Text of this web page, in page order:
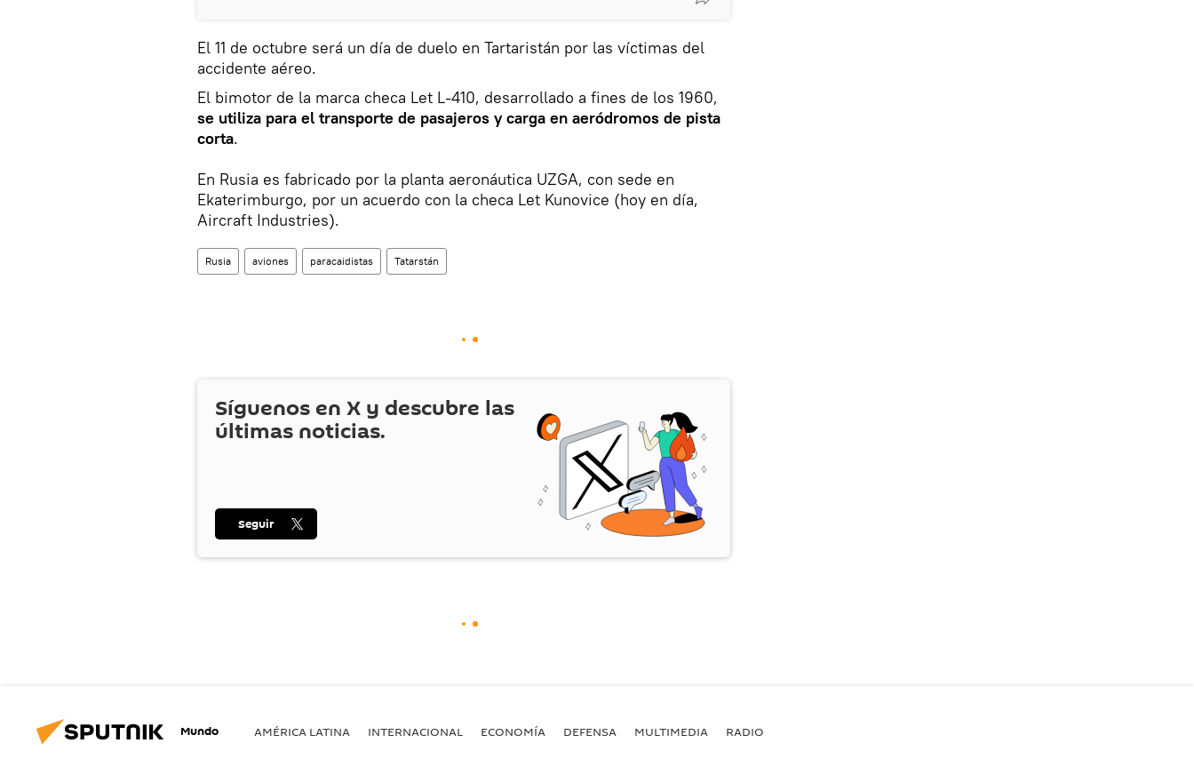
El 11 de octubre será un día de duelo en Tartaristán por las víctimas del
accidente aéreo.
El bimotor de la marca checa Let L-410, desarrollado a fines de los 1960,
se utiliza para el transporte de pasajeros y carga en aeródromos de pista
corta.
En Rusia es fabricado por la planta aeronáutica UZGA, con sede en
Ekaterimburgo, por un acuerdo con la checa Let Kunovice (hoy en día,
Aircraft Industries).
Rusia aviones paracaidistas Tatarstán
Síguenos en X y descubre las
últimas noticias.
Seguir
Mundo AMÉRICA LATINA INTERNACIONAL ECONOMÍA DEFENSA MULTIMEDIA RADIO